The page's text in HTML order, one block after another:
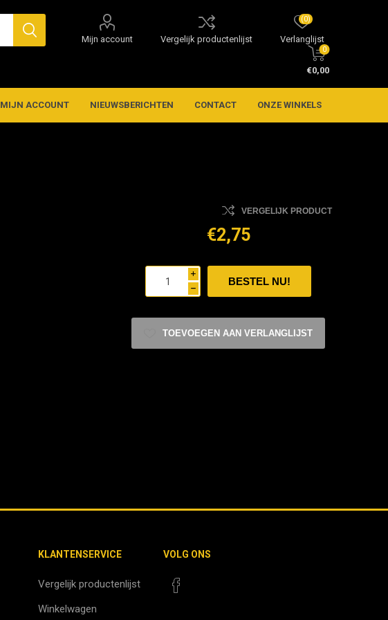
Mijn account Vergelijk productenlijst Verlanglijst
(0)
0
€0,00
MIJN ACCOUNT NIEUWSBERICHTEN CONTACT ONZE WINKELS
VERGELIJK PRODUCT
€2,75
i
h
TOEVOEGEN AAN VERLANGLIJST
KLANTENSERVICE
Vergelijk productenlijst
Winkelwagen
VOLG ONS